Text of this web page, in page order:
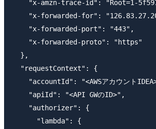
"x-amzn-trace-id": "Root=1-
"x-forwarded-for":
    "x-forwarded-port": "443",
    "x-forwarded-proto": "https"
  },
  "requestContext": {
"accountId": "<AWSアカウント
    "apiId": "<API GWのID>",
    "authorizer": {
      "lambda": {